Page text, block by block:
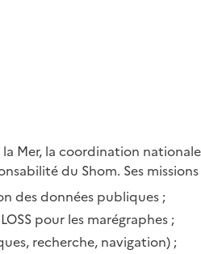
Mer, la coordination
du Shom. Ses
des données publiques ;
pour les marégraphes ;
recherche, navigation) ;